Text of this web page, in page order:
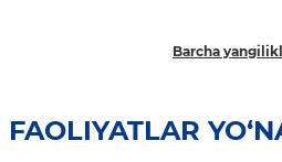
Barcha
FAOLIYATLAR